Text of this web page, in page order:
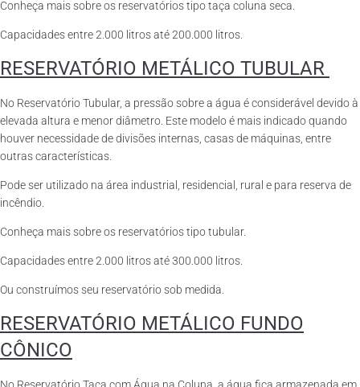
Conheça mais sobre os reservatórios tipo taça coluna seca.
Capacidades entre 2.000 litros até 200.000 litros.
RESERVATÓRIO METÁLICO TUBULAR
No Reservatório Tubular, a pressão sobre a água é considerável devido à
elevada altura e menor diâmetro. Este modelo é mais indicado quando
houver necessidade de divisões internas, casas de máquinas, entre
outras características.
Pode ser utilizado na área industrial, residencial, rural e para reserva de
incêndio.
Conheça mais sobre os reservatórios tipo tubular.
Capacidades entre 2.000 litros até 300.000 litros.
Ou construímos seu reservatório sob medida.
RESERVATÓRIO METÁLICO FUNDO
CÔNICO